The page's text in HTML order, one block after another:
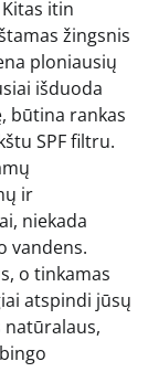
itin
žingsnis
ploniausių
išduoda
būtina rankas
SPF filtru.
ir
niekada
vandens.
o tinkamas
atspindi jūsų
natūralaus,